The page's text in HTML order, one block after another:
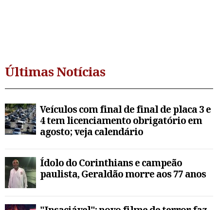
Últimas Notícias
Veículos com final de final de placa 3 e
4 tem licenciamento obrigatório em
agosto; veja calendário
Ídolo do Corinthians e campeão
paulista, Geraldão morre aos 77 anos